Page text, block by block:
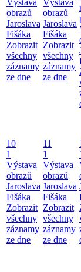
obrazů
Jaroslava
Fišáka
Zobrazit
všechny
záznamy
ze dne
obrazů
Jaroslava
Fišáka
Zobrazit
všechny
záznamy
ze dne
10
1
Výstava
obrazů
Jaroslava
Fišáka
Zobrazit
všechny
záznamy
ze dne
11
1
Výstava
obrazů
Jaroslava
Fišáka
Zobrazit
všechny
záznamy
ze dne